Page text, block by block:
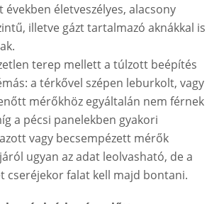
években életveszélyes, alacsony
illetve gázt tartalmazó aknákkal is
terep mellett a túlzott beépítés
a térkővel szépen leburkolt, vagy
mérőkhöz egyáltalán nem férnek
a pécsi panelekben gyakori
vagy becsempézett mérők
ugyan az adat leolvasható, de a
cseréjekor falat kell majd bontani.